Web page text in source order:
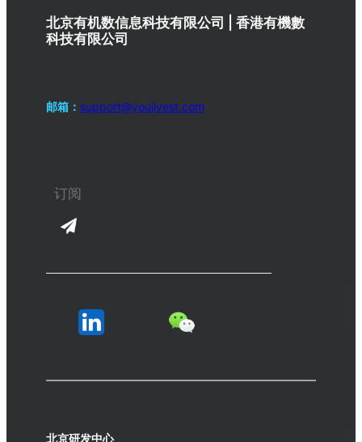
北京有机数信息科技有限公司 | 香港有機數
科技有限公司
邮箱： support@youjivest.com
北京研发中心